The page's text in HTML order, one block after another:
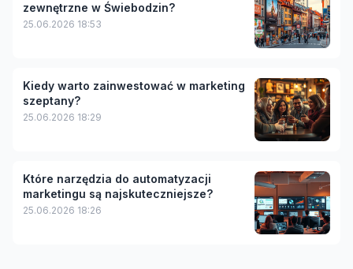
zewnętrzne w Świebodzin?
25.06.2026 18:53
Kiedy warto zainwestować w marketing
szeptany?
25.06.2026 18:29
Które narzędzia do automatyzacji
marketingu są najskuteczniejsze?
25.06.2026 18:26